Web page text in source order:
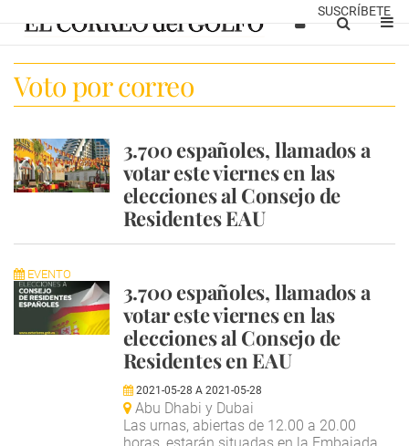
SUSCRÍBETE
Voto por correo
3.700 españoles, llamados a
votar este viernes en las
elecciones al Consejo de
Residentes EAU
EVENTO
3.700 españoles, llamados a
votar este viernes en las
elecciones al Consejo de
Residentes en EAU
2021-05-28 A 2021-05-28
Abu Dhabi y Dubai
Las urnas, abiertas de 12.00 a 20.00